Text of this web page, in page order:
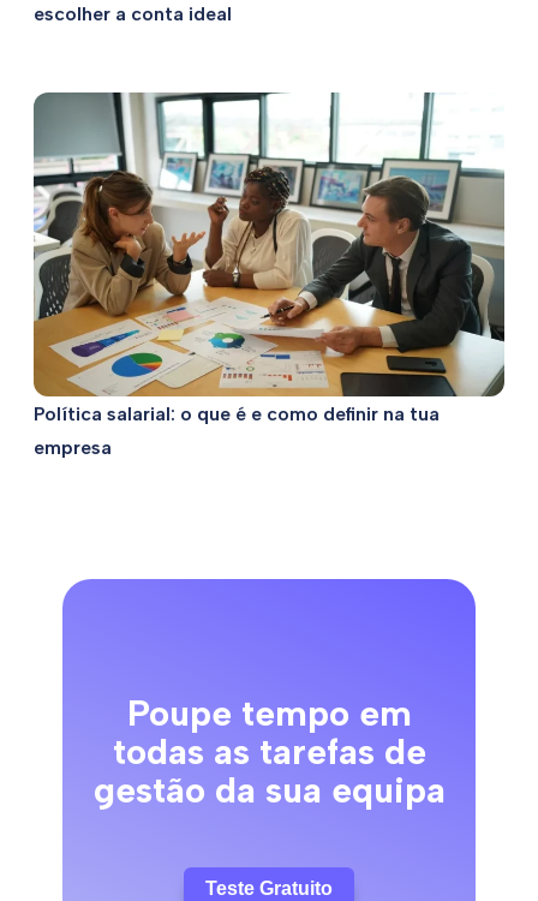
escolher a conta ideal
Política salarial: o que é e como definir na tua
empresa
Poupe tempo em
todas as tarefas de
gestão da sua equipa
Teste Gratuito